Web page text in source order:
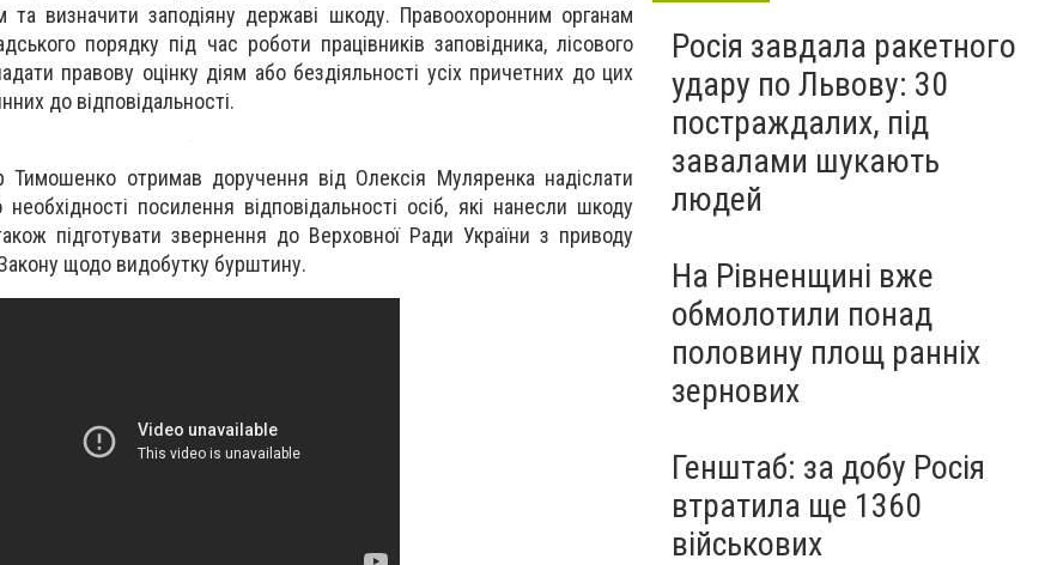
та визначити заподіяну державі шкоду. Правоохоронним органам
порядку під час роботи працівників заповідника, лісового
правову оцінку діям або бездіяльності усіх причетних до цих
до відповідальності.
Тимошенко отримав доручення від Олексія Муляренка надіслати
посилення відповідальності осіб, які нанесли шкоду
підготувати звернення до Верховної Ради України з приводу
щодо видобутку бурштину.
Росія завдала ракетного
удару по Львову: 30
постраждалих, під
завалами шукають
людей
На Рівненщині вже
обмолотили понад
половину площ ранніх
зернових
Генштаб: за добу Росія
втратила ще 1360
військових